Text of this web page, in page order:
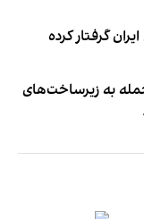
گرفتار کرده
به زیرساخت‌های